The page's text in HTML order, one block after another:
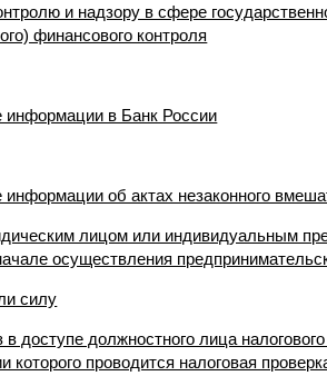
и надзору в сфере
финансового контроля
информации в Банк России
об актах незаконного
лицом или индивидуальным
осуществления
силу
доступе должностного лица
которого проводится налоговая